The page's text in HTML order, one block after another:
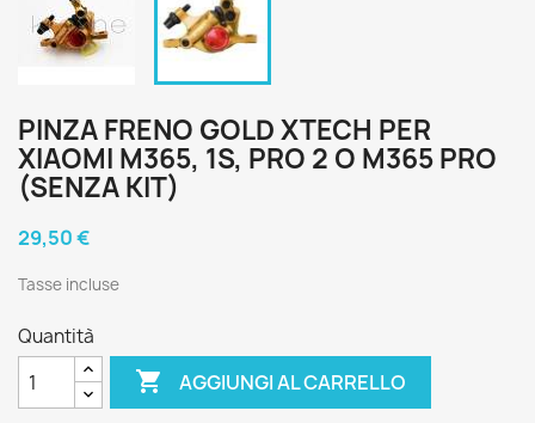
PINZA FRENO GOLD XTECH PER
XIAOMI M365, 1S, PRO 2 O M365 PRO
(SENZA KIT)
29,50 €
Tasse incluse
Quantità
 AGGIUNGI AL CARRELLO